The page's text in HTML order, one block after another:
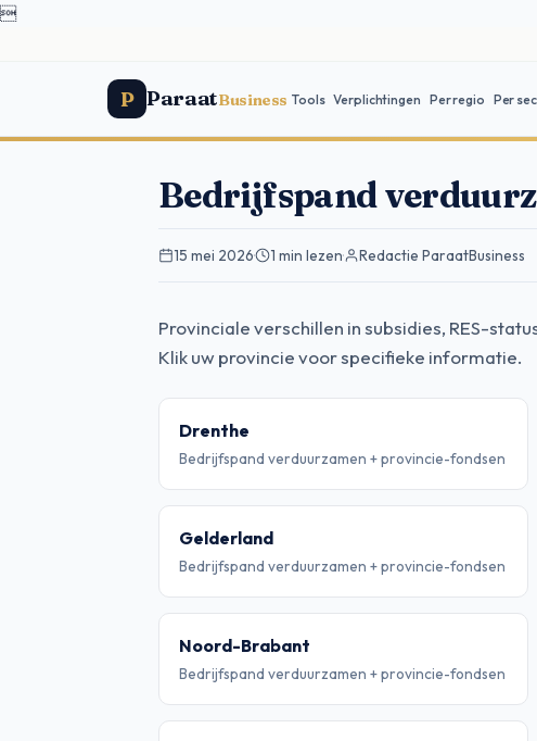

P ParaatBusiness Tools Verplichtingen Per regio Per
Bedrijfspand
15 mei 2026· 1 min lezen· Redactie ParaatBusiness
Provinciale verschillen in subsidies, RES-
Klik uw provincie voor specifieke informatie.
Drenthe
Bedrijfspand verduurzamen + provincie-fondsen
Gelderland
Bedrijfspand verduurzamen + provincie-fondsen
Noord-Brabant
Bedrijfspand verduurzamen + provincie-fondsen